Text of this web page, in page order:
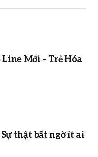
Mới – Trẻ Hóa
thật bất ngờ ít ai